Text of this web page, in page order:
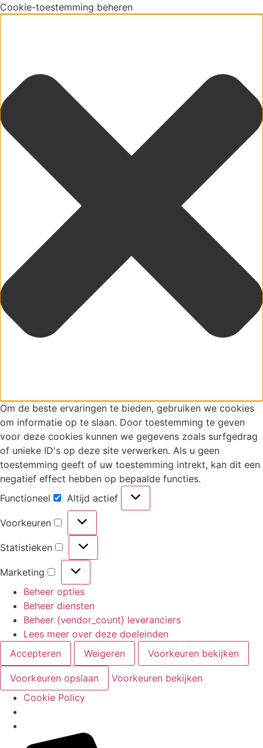
Cookie-toestemming beheren
Om de beste ervaringen te bieden, gebruiken we cookies
om informatie op te slaan. Door toestemming te geven
voor deze cookies kunnen we gegevens zoals surfgedrag
of unieke ID's op deze site verwerken. Als u geen
toestemming geeft of uw toestemming intrekt, kan dit een
negatief effect hebben op bepaalde functies.
Functioneel
Functioneel
Altijd actief
Voorkeuren
Voorkeuren
Statistieken
Statistieken
Marketing
Marketing
Beheer opties
Beheer diensten
Beheer {vendor_count} leveranciers
Lees meer over deze doeleinden
Accepteren
Weigeren Voorkeuren bekijken
Voorkeuren opslaan
Voorkeuren bekijken
Cookie Policy